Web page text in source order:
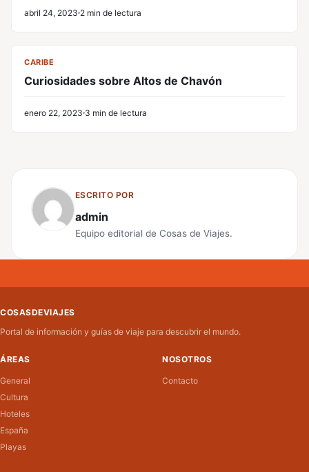
abril 24, 2023 2 min de lectura
CARIBE
Curiosidades sobre Altos de Chavón
enero 22, 2023 3 min de lectura
ESCRITO POR
admin
Equipo editorial de Cosas de Viajes.
COSASDEVIAJES
Portal de información y guías de viaje para descubrir el mundo.
ÁREAS
General
Cultura
Hoteles
España
Playas
NOSOTROS
Contacto